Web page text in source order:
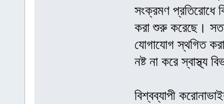
সংক্রমণ প্রতিরোধে
করা শুরু করেছে।
যোগাযোগ স্থগিত
নষ্ট না করে স্বাস্থ্য
বিশ্বব্যাপী